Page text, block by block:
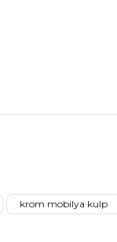
krom mobilya kulp